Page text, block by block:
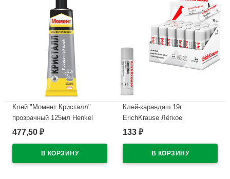
Клей "Момент Кристалл"
прозрачный 125мл Henkel
арт.873867
477,50 ₽
Клей-карандаш 19г
ErichKrause Лёгкое
склеивание арт.48032 (Ст.24)
133 ₽